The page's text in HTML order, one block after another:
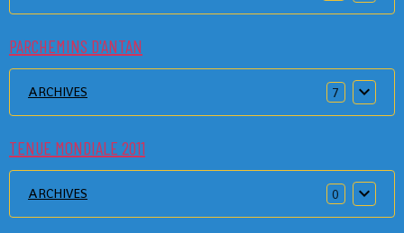
PARCHEMINS D'ANTAN
ARCHIVES 7
TENUE MONDIALE 2011
ARCHIVES 0